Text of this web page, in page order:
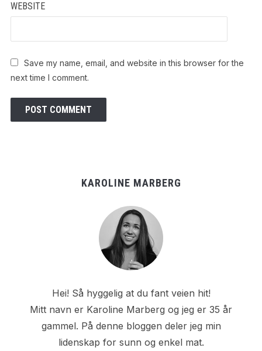
WEBSITE
Save my name, email, and website in this browser for the
next time I comment.
KAROLINE MARBERG
Hei! Så hyggelig at du fant veien hit!
Mitt navn er Karoline Marberg og jeg er 35 år
gammel. På denne bloggen deler jeg min
lidenskap for sunn og enkel mat.